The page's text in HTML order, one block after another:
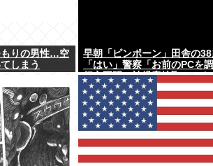
もりの男性…空
しまう
早朝「ピンポーン」田舎の
「はい」警察「お前のPCを
行方不明・被児童搾取セン
により児ホ゜画像を発見、逮